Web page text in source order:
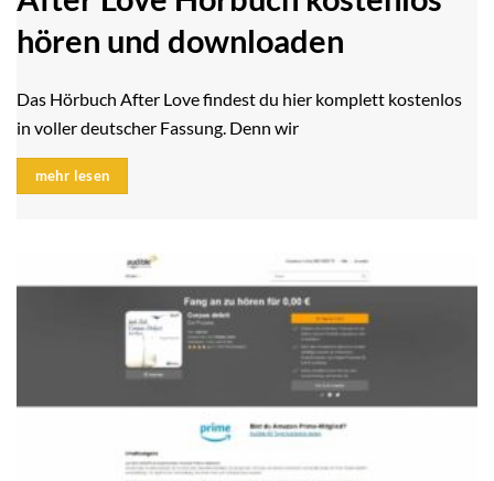
hören und downloaden
Das Hörbuch After Love findest du hier komplett kostenlos
in voller deutscher Fassung. Denn wir
mehr lesen